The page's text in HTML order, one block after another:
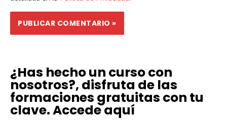
¿Has hecho un curso con
nosotros?, disfruta de las
formaciones gratuitas con tu
clave. Accede aquí